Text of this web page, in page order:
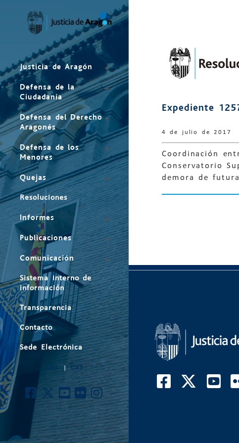
Justicia de Aragón
Defensa de la
Ciudadanía
Defensa del Derecho
Aragonés
Defensa de los
Menores
Quejas
Resoluciones
Informes
Publicaciones
Comunicación
Sistema interno de
información
Transparencia
Contacto
Sede Electrónica
|CAT
Expediente
4 de julio de 2017
Coordinación
Conservatorio
demora de